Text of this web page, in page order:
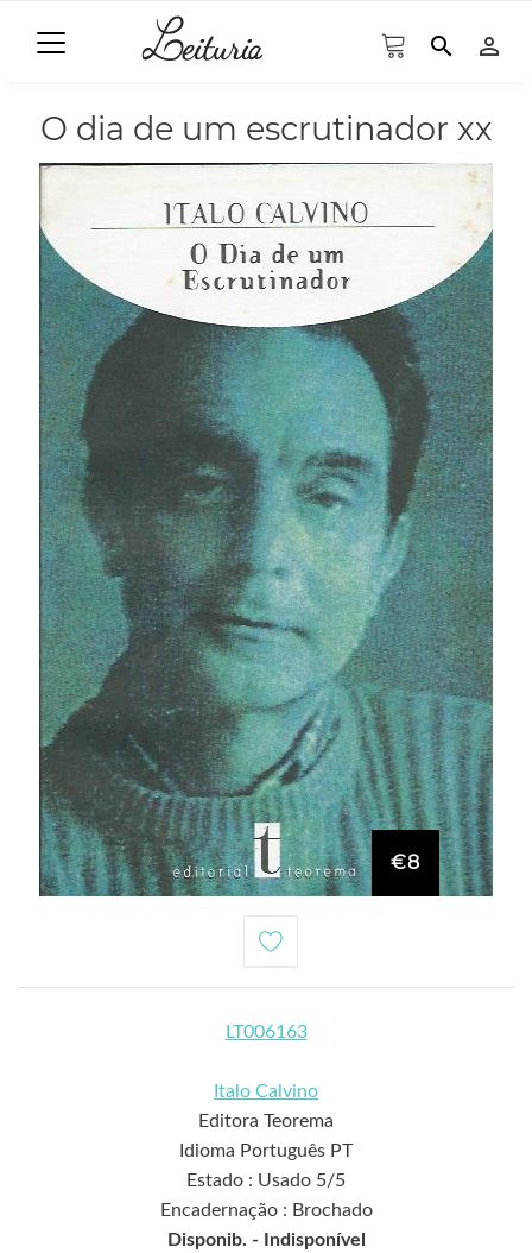
search person_outline
O dia de um escrutinador xx
€8
LT006163
Italo Calvino
Editora Teorema
Idioma Português PT
Estado : Usado 5/5
Encadernação : Brochado
Disponib. -
Indisponível